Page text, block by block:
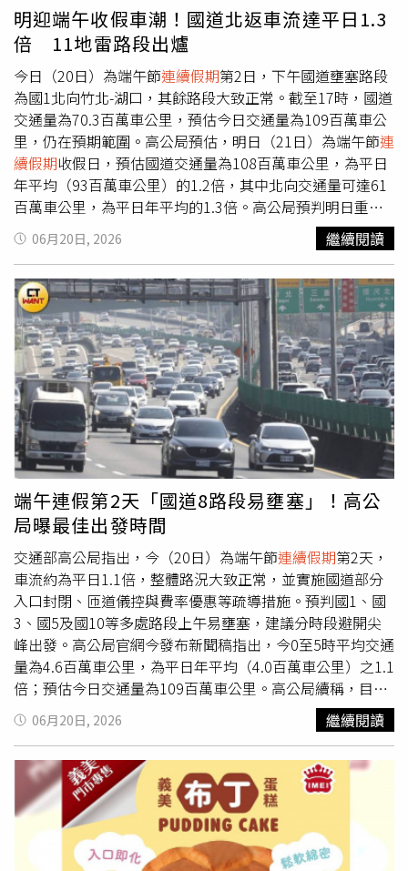
明迎端午收假車潮！國道北返車流達平日1.3
倍 11地雷路段出爐
今日（20日）為端午節連續假期第2日，下午國道壅塞路段
為國1北向竹北-湖口，其餘路段大致正常。截至17時，國道
交通量為70.3百萬車公里，預估今日交通量為109百萬車公
里，仍在預期範圍。高公局預估，明日（21日）為端午節連
續假期收假日，預估國道交通量為108百萬車公里，為平日
年平均（93百萬車公里）的1.2倍，其中北向交通量可達61
百萬車公里，為平日年平均的1.3倍。高公局預判明日重點
壅塞路段為國1北向西螺-埔鹽系統、南屯-后里、苗栗-湖
口；國3北向竹山-中興、草屯-霧峰、大山-香山、關西-大
溪；國5北向宜蘭-坪林；國4西向潭子系統-豐勢；國6西向
東草屯-霧峰系統；國10西向仁武-左營端等路段。高公局建
議西部國道北向用路人，南部地區於9時前出發，中部地區
於12時前出發，國5北向用路人建議於9時前出發，以節省
寶貴時間。明日國道相關疏導措施包括：12-21時封閉國1虎
尾、埔鹽系統及國3西濱北向入口；13-18時國5蘇澳、羅
東、宜蘭及頭城之北向入口高乘載管制；單一費率、國3新
竹系統至燕巢系統採單一費率再8折收費、0-5時暫停收費、
開放路肩、替代道路、匝道儀控等。另高公局與公路局攜手
合作，成立「公路聯合疏運中心」，共同監控連假路況並即
時協調應變，同時高公局於今日的國道路況預報(即時交通
狀況、路況預測、管制措施、行車建議事項等)外，增加宣
導省道及快速公路疏導訊息（管制措施、壅塞預測、國道客
運優惠措施等），跨機關合作整合交通資訊，提升民眾出行
便利與安全。高公局呼籲民眾出門務必檢查好車況並養足精
神，開車時需繫妥安全帶並手握方向盤，勿過度倚賴輔助駕
駛系統，另行車時保持足夠之行車安全間距，隨時注意前方
動態，以確保行車安全。
06月20日, 2026 繼續閱讀
端午連假第2天「國道8路段易壅塞」！高公
局曝最佳出發時間
交通部高公局指出，今（20日）為端午節連續假期第2天，
車流約為平日1.1倍，整體路況大致正常，並實施國道部分
入口封閉、匝道儀控與費率優惠等疏導措施。預判國1、國
3、國5及國10等多處路段上午易壅塞，建議分時段避開尖
峰出發。高公局官網今發布新聞稿指出，今0至5時平均交通
量為4.6百萬車公里，為平日年平均（4.0百萬車公里）之1.1
倍；預估今日交通量為109百萬車公里。高公局續稱，目前
全國道路況皆大致正常，截止上午7時，交通量為8.5百萬車
公里，今日相關疏導措施包括：5至12時封閉國1埔鹽系
統、國5石碇及坪林南向入口；12至21時封閉國1虎尾、埔
鹽系統及國3西濱北向入口；13至18時國5蘇澳、羅東、宜
蘭及頭城之北向入口高乘載管制；單一費率、國3新竹系統
至燕巢系統採單一費率再8折收費、開放路肩、替代道路、
匝道儀控等。高公局預判今上午重點壅塞路段為：國1南向
楊梅-頭份、彰化系統-埔鹽系統，北向圓山-大華系統；國3
06月20日, 2026 繼續閱讀